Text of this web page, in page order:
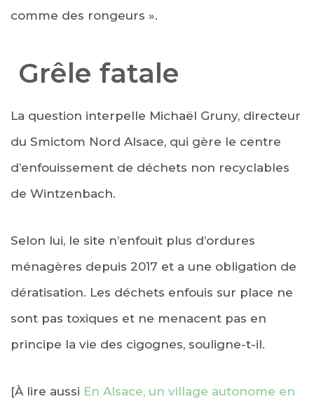
comme des rongeurs ».
Grêle fatale
La question interpelle Michaël Gruny, directeur
du Smictom Nord Alsace, qui gère le centre
d’enfouissement de déchets non recyclables
de Wintzenbach.
Selon lui, le site n’enfouit plus d’ordures
ménagères depuis 2017 et a une obligation de
dératisation. Les déchets enfouis sur place ne
sont pas toxiques et ne menacent pas en
principe la vie des cigognes, souligne-t-il.
[À lire aussi En Alsace, un village autonome en